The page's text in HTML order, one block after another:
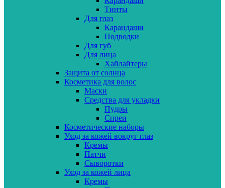
Тинты
Для глаз
Карандаши
Подводки
Для губ
Для лица
Хайлайтеры
Защита от солнца
Косметика для волос
Маски
Средства для укладки
Пудры
Спреи
Косметические наборы
Уход за кожей вокруг глаз
Кремы
Патчи
Сыворотки
Уход за кожей лица
Кремы